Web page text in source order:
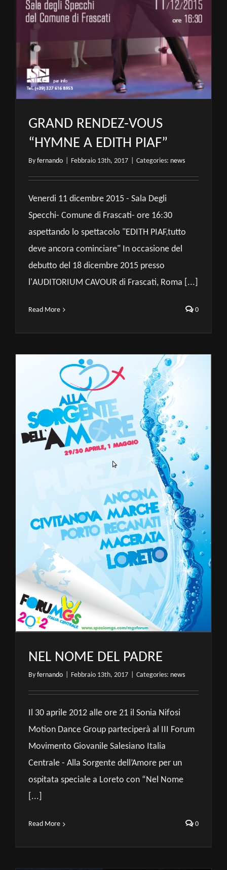
GRAND RENDEZ-VOUS
“HYMNE A EDITH PIAF”
By fernando Febbraio 13th, 2017 Categories: news
Venerdi 11 dicembre 2015 - Sala Degli
Specchi- Comune di Frascati- ore 16:30
aspettando lo spettacolo "EDITH PIAF,tutto
deve ancora cominciare" In occasione del
debutto del 18 dicembre 2015 presso
l'AUDITORIUM CAVOUR di Frascati, Roma [...]
Read More 0
NEL NOME DEL PADRE
By fernando Febbraio 13th, 2017 Categories: news
Il 30 aprile 2012 alle ore 21 il Sonia Nifosi
Motion Dance Group parteciperà al III Forum
Movimento Giovanile Salesiano Italia
Centrale - Alla Sorgente dell’Amore per un
ospitata speciale a Loreto con “Nel Nome
[...]
Read More 0